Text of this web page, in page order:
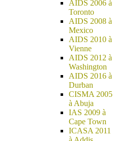
AIDS 2006 à
Toronto
AIDS 2008 à
Mexico
AIDS 2010 à
Vienne
AIDS 2012 à
Washington
AIDS 2016 à
Durban
CISMA 2005
à Abuja
IAS 2009 à
Cape Town
ICASA 2011